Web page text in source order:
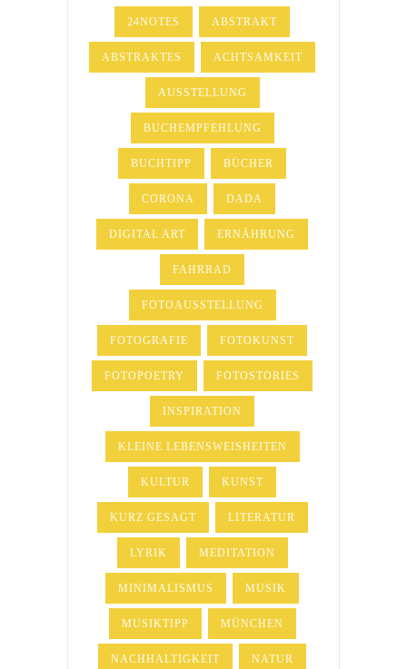
24NOTES ABSTRAKT
ABSTRAKTES ACHTSAMKEIT
AUSSTELLUNG
BUCHEMPFEHLUNG
BUCHTIPP BÜCHER
CORONA DADA
DIGITAL ART ERNÄHRUNG
FAHRRAD
FOTOAUSSTELLUNG
FOTOGRAFIE FOTOKUNST
FOTOPOETRY FOTOSTORIES
INSPIRATION
KLEINE LEBENSWEISHEITEN
KULTUR KUNST
KURZ GESAGT LITERATUR
LYRIK MEDITATION
MINIMALISMUS MUSIK
MUSIKTIPP MÜNCHEN
NACHHALTIGKEIT NATUR